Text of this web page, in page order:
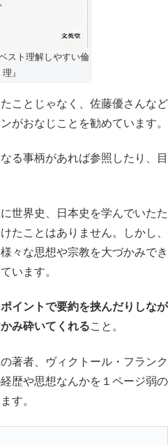
スト理解しやすい倫
理』
ことじゃなく、佐藤優さんなど
がおなじことを勧めています。
る事柄があれば参照したり、目
世界史、日本史を学んでいたた
たことはありません。しかし、
々な思想や宗教を大づかみでき
います。
ポイントで要約を挟んだりしなが
み砕いてくれること。
著者、ヴィクトール・フランク
歴や思想なんかを１ページ弱の
す。